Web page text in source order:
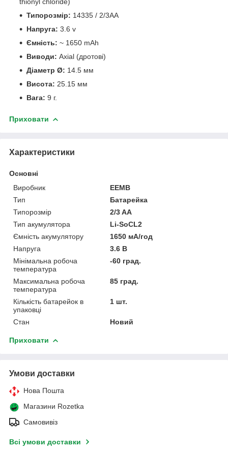
Типорозмір: 14335 / 2/3AA
Напруга: 3.6 v
Ємність: ~ 1650 mAh
Виводи: Axial (дротові)
Діаметр Ø: 14.5 мм
Висота: 25.15 мм
Вага: 9 г.
Приховати
Характеристики
Основні
Виробник
EEMB
Тип
Батарейка
Типорозмір
2/3 AA
Тип акумулятора
Li-SoCL2
Ємність акумулятору
1650 мА/год
Напруга
3.6 В
Мінімальна робоча
температура
-60 град.
Максимальна робоча
температура
85 град.
Кількість батарейок в
упаковці
1 шт.
Стан Новий
Приховати
Умови доставки
Нова Пошта
Магазини Rozetka
Самовивіз
Всі умови доставки